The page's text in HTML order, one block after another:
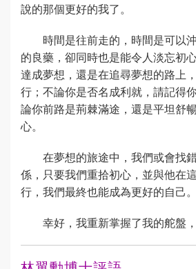
說的那個更好的我了。
時間是往前走的，時間是可以
的良藥，卻同時也是能令人淡忘初
達成夢想，還是在追尋夢想的路上
行；不論你是否名成利就，請記得
論你前路是荊棘滿途，還是平坦舒
心。
在夢想的旅途中，我們或會找
係，只要我們重拾初心，並與他在
行，我們最終也能成為更好的自己。
幸好，我重新掌握了我的舵盤